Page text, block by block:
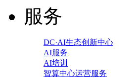
服务
DC·AI生态创新中心
AI服务
AI培训
智算中心运营服务